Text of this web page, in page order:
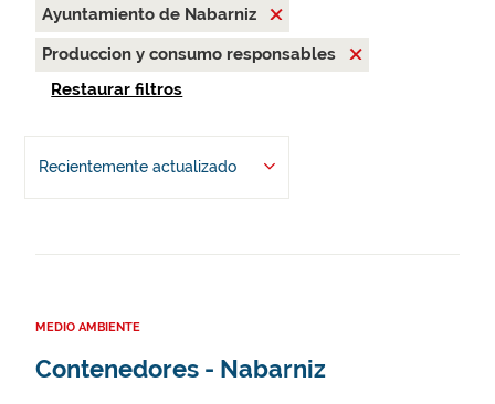
Ayuntamiento de Nabarniz
Produccion y consumo responsables
Restaurar filtros
Recientemente actualizado
MEDIO AMBIENTE
Contenedores - Nabarniz